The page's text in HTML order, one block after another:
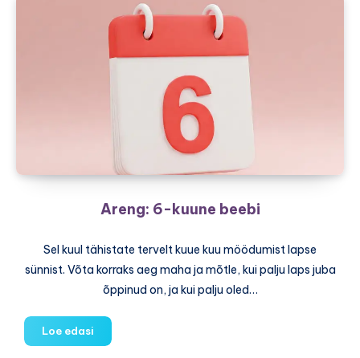
Areng: 6-kuune beebi
Sel kuul tähistate tervelt kuue kuu möödumist lapse
sünnist. Võta korraks aeg maha ja mõtle, kui palju laps juba
õppinud on, ja kui palju oled…
Loe edasi
6-